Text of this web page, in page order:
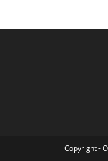
Copyright -